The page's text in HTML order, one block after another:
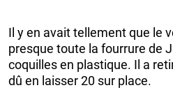
Il y en avait tellement que le
presque toute la fourrure de
coquilles en plastique. Il a
dû en laisser 20 sur place.